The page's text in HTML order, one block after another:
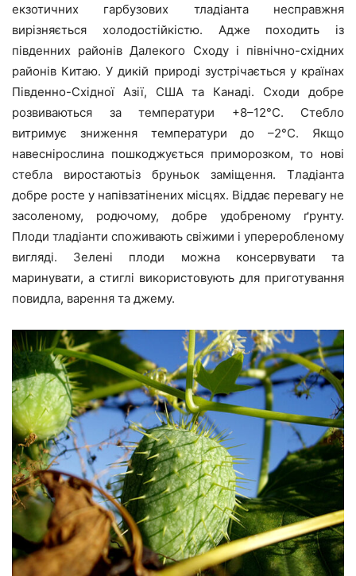
екзотичних гарбузових тладіанта несправжня
вирізняється холодостійкістю. Адже походить із
південних районів Далекого Сходу і північно-східних
районів Китаю. У дикій природі зустрічається у країнах
Південно-Східної Азії, США та Канаді. Сходи добре
розвиваються за температури +8–12°С. Стебло
витримує зниження температури до –2°С. Якщо
навеснірослина пошкоджується приморозком, то нові
стебла виростаютьіз бруньок заміщення. Тладіанта
добре росте у напівзатінених місцях. Віддає перевагу не
засоленому, родючому, добре удобреному ґрунту.
Плоди тладіанти споживають свіжими і упереробленому
вигляді. Зелені плоди можна консервувати та
маринувати, а стиглі використовують для приготування
повидла, варення та джему.